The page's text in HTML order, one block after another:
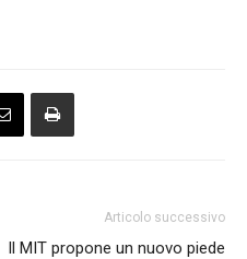
Articolo successivo
Il MIT propone un nuovo piede